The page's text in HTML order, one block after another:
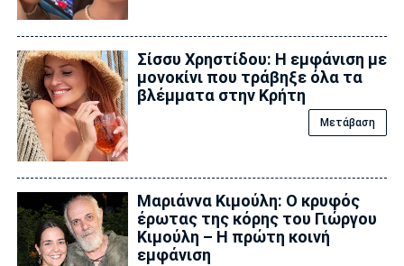
Σίσσυ Χρηστίδου: Η εμφάνιση με
μονοκίνι που τράβηξε όλα τα
βλέμματα στην Κρήτη
Μετάβαση
Μαριάννα Κιμούλη: Ο κρυφός
έρωτας της κόρης του Γιώργου
Κιμούλη – Η πρώτη κοινή
εμφάνιση